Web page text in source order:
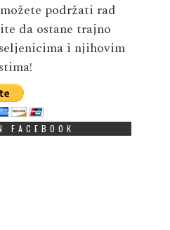
podržati rad
da ostane trajno
i njihovim
FACEBOOK